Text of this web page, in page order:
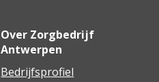
Over Zorgbedrijf
Antwerpen
Bedrijfsprofiel